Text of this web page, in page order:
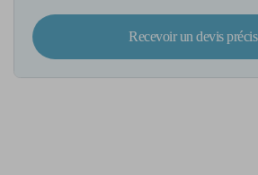
Recevoir un devis précis